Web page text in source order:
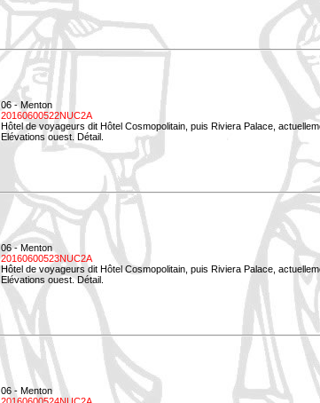
06 - Menton
20160600522NUC2A
Hôtel de voyageurs dit Hôtel Cosmopolitain, puis Riviera Palace,
Elévations ouest. Détail.
06 - Menton
20160600523NUC2A
Hôtel de voyageurs dit Hôtel Cosmopolitain, puis Riviera Palace,
Elévations ouest. Détail.
06 - Menton